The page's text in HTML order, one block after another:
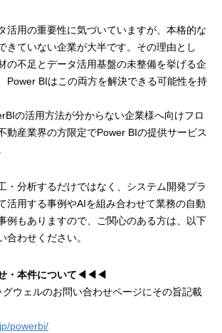
活用の重要性に気づいていますが、本格的な
きていない企業が大半です。その理由とし
の不足とデータ活用基盤の未整備を挙げる企
Power BIはこの両方を解決できる可能性を持
の活用方法が分からない企業様へ向けフロ
動産業界の方限定でPower BIの提供サービス
・分析するだけではなく、システム開発プラ
活用する事例やAIを組み合わせて業務の自動
例もありますので、ご関心のある方は、以下
合わせください。
・本件について◀︎◀︎◀︎
ウェルのお問い合わせページにその旨記載
powerbi/